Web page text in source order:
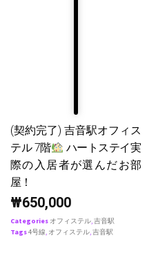
(契約完了) 吉音駅オフィス
テル 7階
ハートステイ実
際の入居者が選んだお部
屋！
₩650,000
Categories オフィステル,吉音駅
Tags4号線, オフィステル,吉音駅